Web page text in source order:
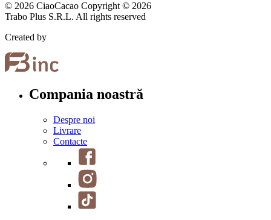
© 2026 CiaoCacao Copyright © 2026
Trabo Plus S.R.L. All rights reserved
Created by
Compania noastră
Despre noi
Livrare
Contacte